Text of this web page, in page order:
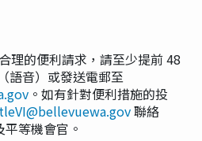
理的便利請求，請至少提前 48
（語音）或發送電郵至
。如有針對便利措施的投
聯絡
等機會官。